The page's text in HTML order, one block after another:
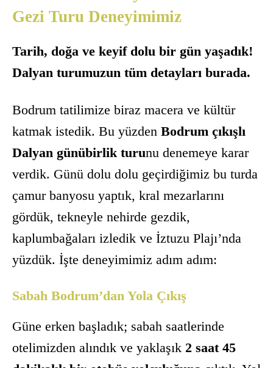
Gezi Turu Deneyimimiz
Tarih, doğa ve keyif dolu bir gün yaşadık!
Dalyan turumuzun tüm detayları burada.
Bodrum tatilimize biraz macera ve kültür
katmak istedik. Bu yüzden Bodrum çıkışlı
Dalyan günübirlik turunu denemeye karar
verdik. Günü dolu dolu geçirdiğimiz bu turda
çamur banyosu yaptık, kral mezarlarını
gördük, tekneyle nehirde gezdik,
kaplumbağaları izledik ve İztuzu Plajı’nda
yüzdük. İşte deneyimimiz adım adım:
Sabah Bodrum’dan Yola Çıkış
Güne erken başladık; sabah saatlerinde
otelimizden alındık ve yaklaşık 2 saat 45